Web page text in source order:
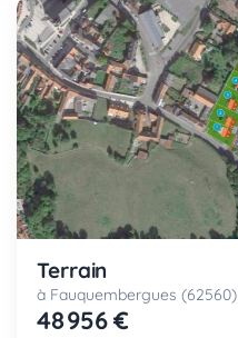
Terrain
à Fauquembergues (62560)
48 956 €